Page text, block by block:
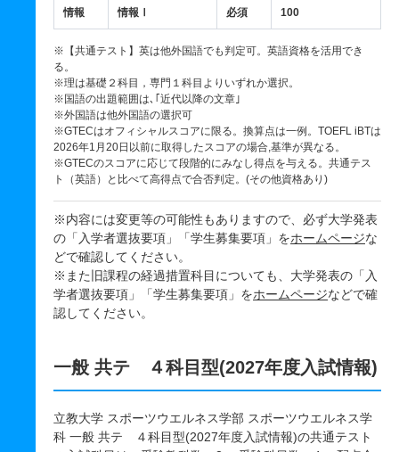
情報 情報Ⅰ 必須 100
※【共通テスト】英は他外国語でも判定可。英語資格を活用でき
る。
※理は基礎２科目，専門１科目よりいずれか選択。
※国語の出題範囲は､｢近代以降の文章｣
※外国語は他外国語の選択可
※GTECはオフィシャルスコアに限る。換算点は一例。TOEFL iBTは
2026年1月20日以前に取得したスコアの場合,基準が異なる。
※GTECのスコアに応じて段階的にみなし得点を与える。共通テス
ト（英語）と比べて高得点で合否判定。(その他資格あり)
※内容には変更等の可能性もありますので、必ず大学発表
の「入学者選抜要項」「学生募集要項」をホームページな
どで確認してください。
※また旧課程の経過措置科目についても、大学発表の「入
学者選抜要項」「学生募集要項」をホームページなどで確
認してください。
一般 共テ ４科目型(2027年度入試情報)
立教大学 スポーツウエルネス学部 スポーツウエルネス学
科 一般 共テ ４科目型(2027年度入試情報)の共通テスト